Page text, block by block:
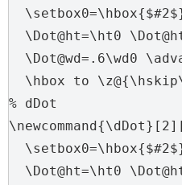
\Dot@ht=\ht0
\Dot@wd=.6\wd0
\hbox to
% dDot
\Dot@ht=\ht0